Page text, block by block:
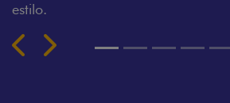
Silverstone.
Previous
Rodas de liga leve